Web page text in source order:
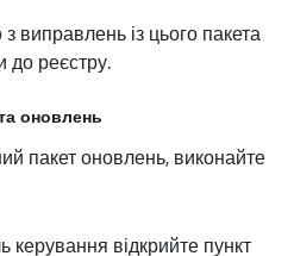
виправлень із цього пакета
до реєстру.
оновлень
пакет оновлень, виконайте
керування відкрийте пункт